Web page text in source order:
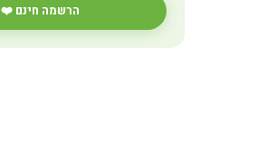
הרשמה חינם ❤️